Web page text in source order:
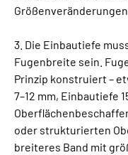
Größenveränderungen
3. Die Einbautiefe
Fugenbreite sein.
Prinzip konstruiert –
7–12 mm, Einbautiefe
oder strukturierten
breiteres Band mit